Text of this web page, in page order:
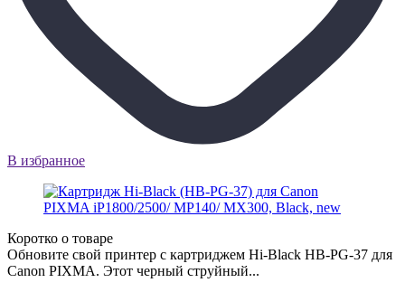
В избранное
Коротко о товаре
Обновите свой принтер с картриджем Hi-Black HB-PG-37 для
Canon PIXMA. Этот черный струйный...